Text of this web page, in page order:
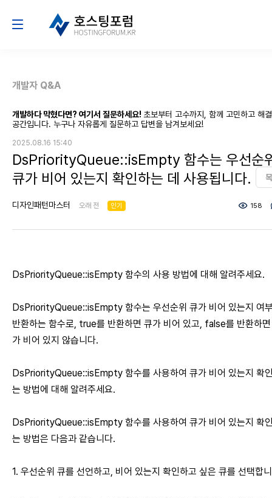
개발자 Q&A
개발하다 막혔다면? 여기서 질문하세요! 초보부터 고수까지, 함께 고민하고 해
공간입니다. 누구나 자유롭게 질문하고 답변을 남겨보세요!
2025.08.16 15:40
DsPriorityQueue::isEmpty 함수는 우선순
큐가 비어 있는지 확인하는 데 사용됩니다.
디자인패턴마스터 오래 전 인기 158
DsPriorityQueue::isEmpty 함수의 사용 방법에 대해 알려주세요.
DsPriorityQueue::isEmpty 함수는 우선순위 큐가 비어 있는지 여
반환하는 함수로, true를 반환하면 큐가 비어 있고, false를 반환하
가 비어 있지 않습니다.
DsPriorityQueue::isEmpty 함수를 사용하여 큐가 비어 있는지 확
는 방법에 대해 알려주세요.
DsPriorityQueue::isEmpty 함수를 사용하여 큐가 비어 있는지 확
는 방법은 다음과 같습니다.
1. 우선순위 큐를 선언하고, 비어 있는지 확인하고 싶은 큐를 선택합